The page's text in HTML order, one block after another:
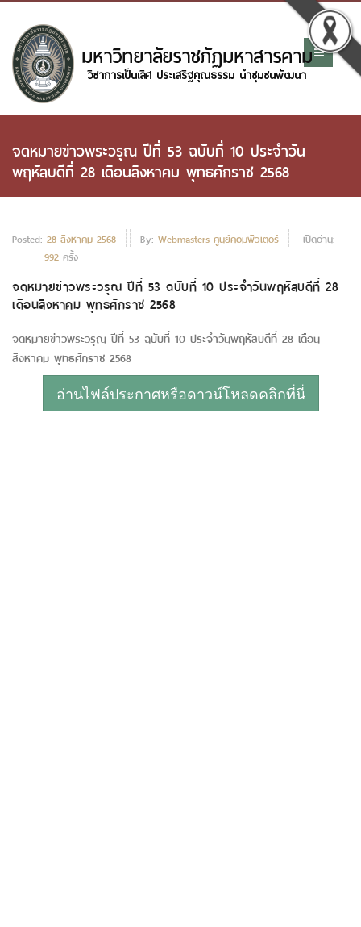
จดหมายข่าวพระวรุณ ปีที่ 53 ฉบับที่ 10 ประจำวัน
พฤหัสบดีที่ 28 เดือนสิงหาคม พุทธศักราช 2568
Posted: 28 สิงหาคม 2568 By: Webmasters ศูนย์คอมพิวเตอร์
เปิดอ่าน:
992 ครั้ง
จดหมายข่าวพระวรุณ ปีที่ 53 ฉบับที่ 10 ประจำวันพฤหัสบดีที่ 28
เดือนสิงหาคม พุทธศักราช 2568
จดหมายข่าวพระวรุณ ปีที่ 53 ฉบับที่ 10 ประจำวันพฤหัสบดีที่ 28 เดือน
สิงหาคม พุทธศักราช 2568
อ่านไฟล์ประกาศหรือดาวน์โหลดคลิกที่นี่